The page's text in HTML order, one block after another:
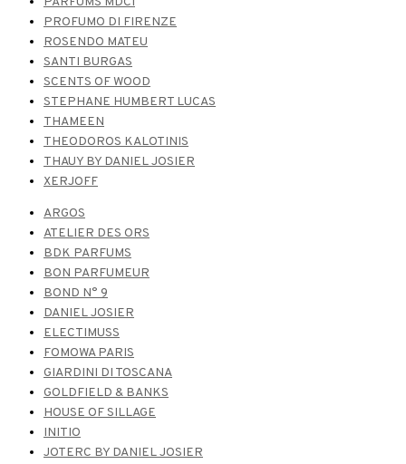
PROFUMO DI FIRENZE
ROSENDO MATEU
SANTI BURGAS
SCENTS OF WOOD
STEPHANE HUMBERT LUCAS
THAMEEN
THEODOROS KALOTINIS
THAUY BY DANIEL JOSIER
XERJOFF
ARGOS
ATELIER DES ORS
BDK PARFUMS
BON PARFUMEUR
BOND N° 9
DANIEL JOSIER
ELECTIMUSS
FOMOWA PARIS
GIARDINI DI TOSCANA
GOLDFIELD & BANKS
HOUSE OF SILLAGE
INITIO
JOTERC BY DANIEL JOSIER